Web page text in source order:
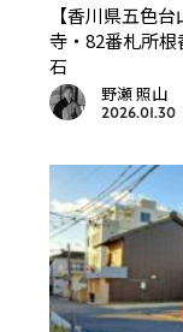
【香川県五色
寺・82番札所
石
野瀬 照山
2026.01.30